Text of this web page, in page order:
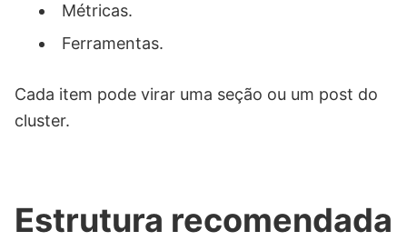
Métricas.
Ferramentas.
Cada item pode virar uma seção ou um post do
cluster.
Estrutura recomendada